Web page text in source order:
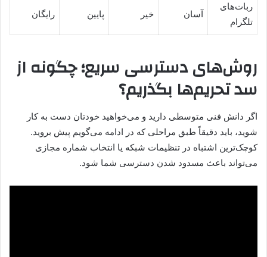
ربات‌های
تلگرام
آسان خیر پایین رایگان
روش‌های دسترسی سریع؛ چگونه از
سد تحریم‌ها بگذریم؟
اگر دانش فنی متوسطی دارید و می‌خواهید خودتان دست به کار
شوید، باید دقیقاً طبق مراحلی که در ادامه می‌گویم پیش بروید.
کوچک‌ترین اشتباه در تنظیمات شبکه یا انتخاب شماره مجازی
می‌تواند باعث مسدود شدن دسترسی شما شود.